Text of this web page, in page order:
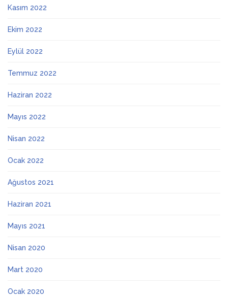
Kasım 2022
Ekim 2022
Eylül 2022
Temmuz 2022
Haziran 2022
Mayıs 2022
Nisan 2022
Ocak 2022
Ağustos 2021
Haziran 2021
Mayıs 2021
Nisan 2020
Mart 2020
Ocak 2020